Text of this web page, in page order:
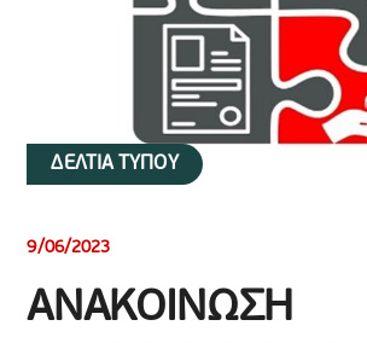
ΔΕΛΤΙΑ ΤΥΠΟΥ
9/06/2023
ΑΝΑΚΟΙΝΩΣΗ